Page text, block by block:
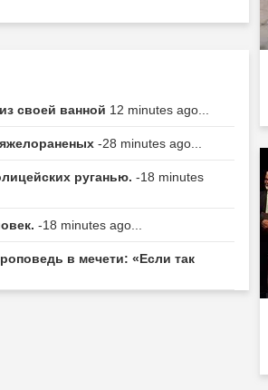
своей ванной 12 minutes ago...
-28 minutes ago...
руганью. -18 minutes
-18 minutes ago...
в мечети: «Если так